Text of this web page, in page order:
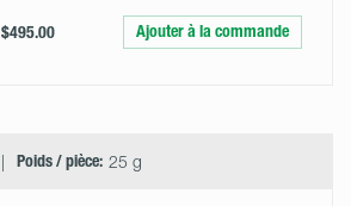
$495.00 Ajouter à la commande
Poids / pièce: 25 g